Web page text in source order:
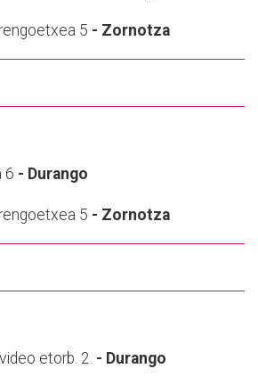
5 - Zornotza
6 - Durango
5 - Zornotza
etorb. 2. - Durango